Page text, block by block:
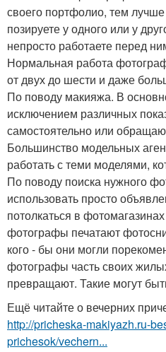
своего портфолио, тем
позируете у одного или у
непросто работаете перед
Нормальная работа
от двух до шести и даже
По поводу макияжа. В
исключением различных
самостоятельно или
Большинство модельных
работать с теми моделями,
По поводу поиска нужного
использовать просто
потолкаться в
фотографы печатают
кого - бы они могли
фотографы часть своих
превращают. Такие могут
Ещё читайте о вечерних
http://pricheska-makiyazh.ru-
prichesok/vechern...